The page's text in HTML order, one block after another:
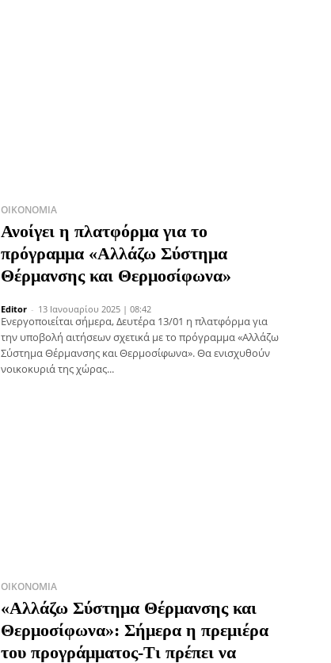
ΟΙΚΟΝΟΜΊΑ
Ανοίγει η πλατφόρμα για το
πρόγραμμα «Αλλάζω Σύστημα
Θέρμανσης και Θερμοσίφωνα»
Editor - 13 Ιανουαρίου 2025 | 08:42
Eνεργοποιείται σήμερα, Δευτέρα 13/01 η πλατφόρμα για
την υποβολή αιτήσεων σχετικά με το πρόγραμμα «Αλλάζω
Σύστημα Θέρμανσης και Θερμοσίφωνα». Θα ενισχυθούν
νοικοκυριά της χώρας...
ΟΙΚΟΝΟΜΊΑ
«Αλλάζω Σύστημα Θέρμανσης και
Θερμοσίφωνα»: Σήμερα η πρεμιέρα
του προγράμματος-Τι πρέπει να